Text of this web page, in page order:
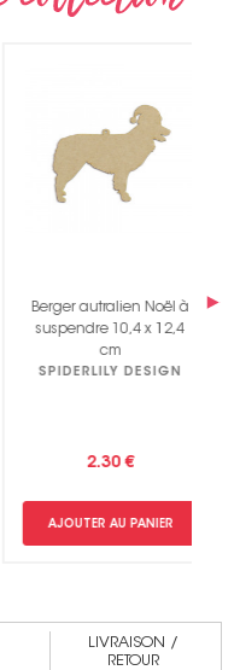
Berger autralien Noël à
suspendre 10,4 x 12,4
SPIDERLILY DESIGN
2.30 €
AJOUTER AU PANIER
›
LIVRAISON /
RETOUR
Non merci !